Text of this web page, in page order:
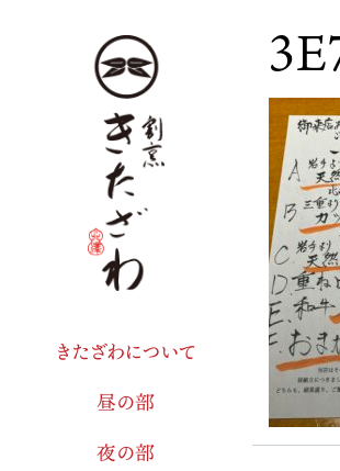
きたざわについて
昼の部
夜の部